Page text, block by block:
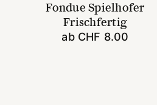
Fondue Spielhofer
Frischfertig
ab CHF 8.00